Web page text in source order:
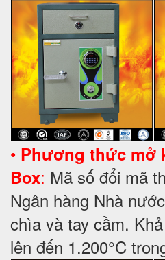
• Phương thức mở
Box: Mã số đổi mã
Ngân hàng Nhà
chìa và tay cầm.
lên đến 1.200°C